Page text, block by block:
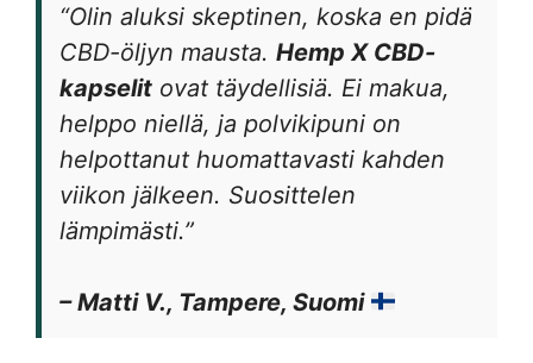
“Olin aluksi skeptinen, koska en pidä
CBD-öljyn mausta. Hemp X CBD-
kapselit ovat täydellisiä. Ei makua,
helppo niellä, ja polvikipuni on
helpottanut huomattavasti kahden
viikon jälkeen. Suosittelen
lämpimästi.”
– Matti V., Tampere, Suomi